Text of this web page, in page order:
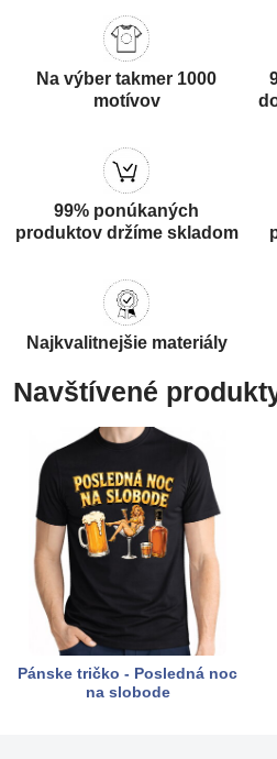
Na výber takmer 1000
motívov
99% ponúkaných
produktov držíme skladom
Najkvalitnejšie materiály
Navštívené
Pánske tričko - Posledná noc
na slobode